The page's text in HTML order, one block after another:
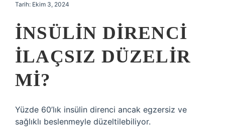
Tarih: Ekim 3, 2024
İNSÜLIN DIRENCI
ILAÇSIZ DÜZELIR
MI?
Yüzde 60’lık insülin direnci ancak egzersiz ve
sağlıklı beslenmeyle düzeltilebiliyor.